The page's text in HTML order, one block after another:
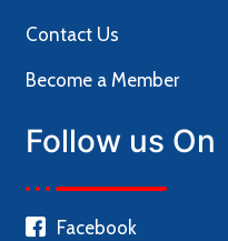
Contact Us
Become a Member
Follow us On
Facebook